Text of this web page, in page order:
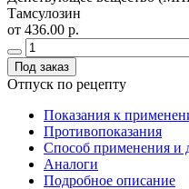
Тамсулозин
от 436.00 р.
Под заказ
Отпуск по рецепту
Показания к
Противопоказания
Способ применения и
Аналоги
Подробное описание